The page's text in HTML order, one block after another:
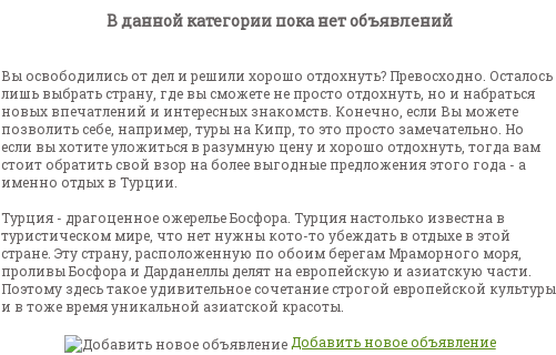
В данной категории пока нет объявлений
Вы освободились от дел и решили хорошо отдохнуть? Превосходно. Осталось
лишь выбрать страну, где вы сможете не просто отдохнуть, но и набраться
новых впечатлений и интересных знакомств. Конечно, если Вы можете
позволить себе, например, туры на Кипр, то это просто замечательно. Но
если вы хотите уложиться в разумную цену и хорошо отдохнуть, тогда вам
стоит обратить свой взор на более выгодные предложения этого года - а
именно отдых в Турции.
Турция - драгоценное ожерелье Босфора. Турция настолько известна в
туристическом мире, что нет нужны кото-то убеждать в отдыхе в этой
стране. Эту страну, расположенную по обоим берегам Мраморного моря,
проливы Босфора и Дарданеллы делят на европейскую и азиатскую части.
Поэтому здесь такое удивительное сочетание строгой европейской культуры
и в тоже время уникальной азиатской красоты.
Добавить новое объявление